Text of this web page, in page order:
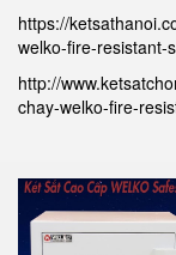
https://
welko-fire-resistant-
http://
chay-welko-fire-